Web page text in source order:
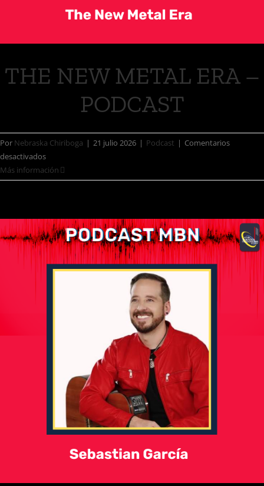
THE NEW METAL ERA –
PODCAST
Por Nebraska Chiriboga | 21 julio 2026 | Podcast | Comentarios
desactivados
Más información